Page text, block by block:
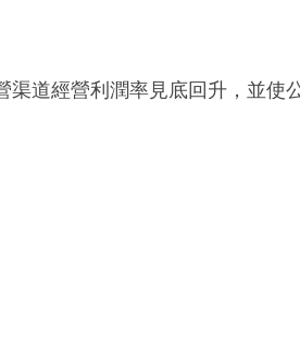
道經營利潤率見底回升，並使